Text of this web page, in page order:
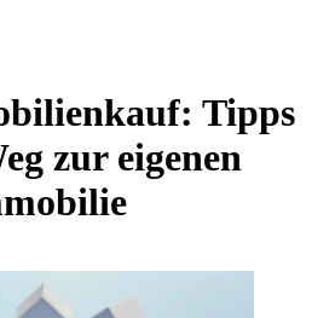
Tipps
zur eigenen